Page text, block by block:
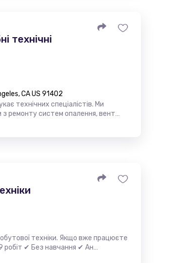
технічні
CA US 91402
технічних спеціалістів. Ми
з ремонту систем опалення, вент…
техніки. Якщо вже працюєте
робіт ✔ Без навчання ✔ Ан…